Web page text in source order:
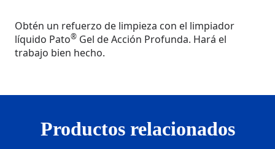
Obtén un refuerzo de limpieza con el limpiador
líquido Pato® Gel de Acción Profunda. Hará el
trabajo bien hecho.
Productos relacionados